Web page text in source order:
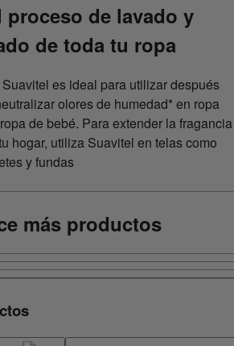
proceso de lavado y
de toda tu ropa
es ideal para utilizar después
olores de humedad* en ropa
de bebé. Para extender la fragancia
hogar, utiliza Suavitel en telas como
y fundas
más productos